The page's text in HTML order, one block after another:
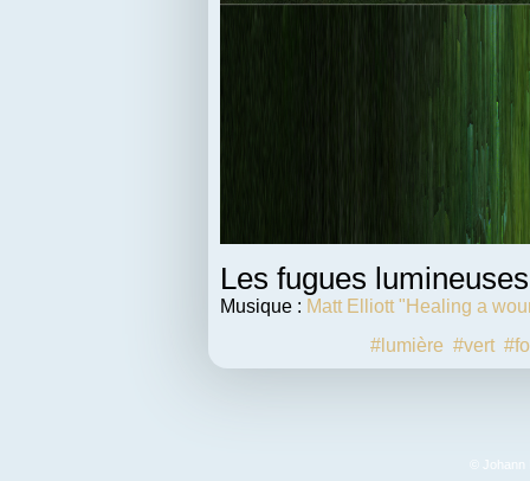
Les fugues lumineuses
Musique : Matt Elliott "Healing a
#lumière #vert
©